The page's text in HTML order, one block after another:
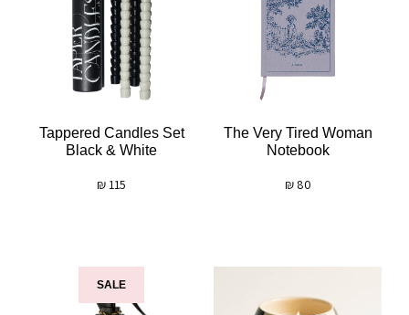
The Very Tired Woman
Notebook
80
₪
Tappered Candles Set
Black & White
115
₪
SALE